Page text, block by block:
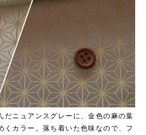
だニュアンスグレーに、金色の麻の葉
くカラー。落ち着いた色味なので、フ